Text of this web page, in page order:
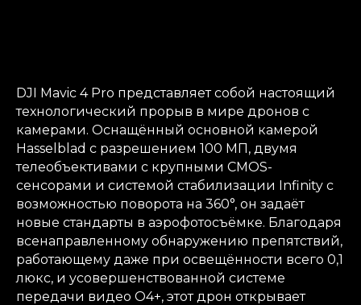
DJI Mavic 4 Pro представляет собой настоящий
технологический прорыв в мире дронов с
камерами. Оснащённый основной камерой
Hasselblad с разрешением 100 МП, двумя
телеобъективами с крупными CMOS-
сенсорами и системой стабилизации Infinity с
возможностью поворота на 360°, он задаёт
новые стандарты в аэрофотосъёмке. Благодаря
всенаправленному обнаружению препятствий,
работающему даже при освещённости всего 0,1
люкс, и усовершенствованной системе
передачи видео O4+, этот дрон открывает